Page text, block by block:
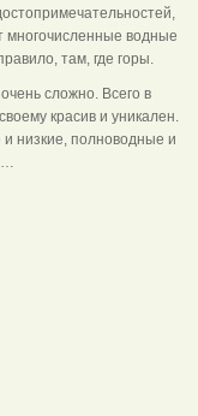
многочисленные водные
там, где горы.
сложно. Всего в
красив и уникален.
низкие, полноводные и